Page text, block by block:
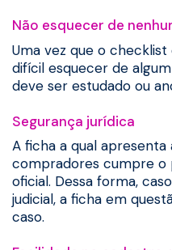
Não esquecer de
Uma vez que o
difícil esquecer de
deve ser estudado ou
Segurança jurídica
A ficha a qual apresenta
compradores cumpre o
oficial. Dessa forma,
judicial, a ficha em
caso.